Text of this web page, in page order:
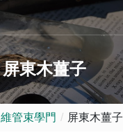
屏東木薑子
維管束學門 屏東木薑子